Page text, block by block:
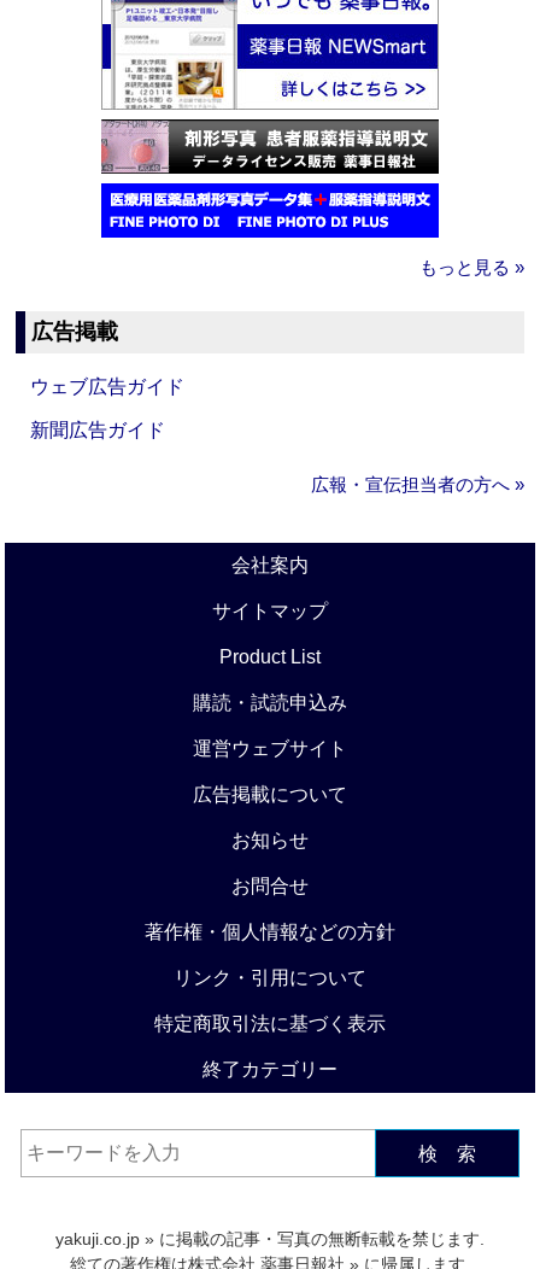
もっと見る »
広告掲載
ウェブ広告ガイド
新聞広告ガイド
広報・宣伝担当者の方へ »
会社案内
サイトマップ
Product List
購読・試読申込み
運営ウェブサイト
広告掲載について
お知らせ
お問合せ
著作権・個人情報などの方針
リンク・引用について
特定商取引法に基づく表示
終了カテゴリー
検 索
yakuji.co.jp » に掲載の記事・写真の無断転載を禁じます.
総ての著作権は株式会社 薬事日報社 » に帰属します.